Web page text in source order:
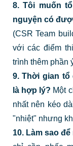
8. Tôi muốn
nguyện có
(CSR Team
với các điểm
trình thêm phần
9. Thời gian tổ
là hợp lý? Một
nhất nên kéo
"nhiệt" nhưng
10. Làm sao